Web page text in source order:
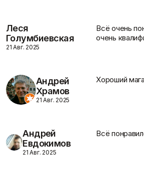
Потолок
Плита потолочная
Показать
Расходные
материалы
Мешки
Отзывы
Контакты
Леся
Голумбиевская
21 Авг. 2025
Всё очень
очень
Андрей
Храмов
21 Авг. 2025
Хороший
Андрей
Евдокимов
21 Авг. 2025
Всё